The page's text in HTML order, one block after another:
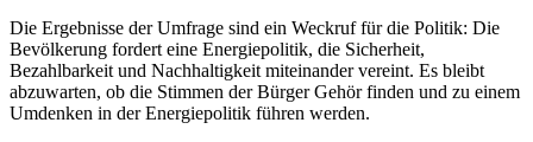
Die Ergebnisse der Umfrage sind ein Weckruf für die Politik: Die
Bevölkerung fordert eine Energiepolitik, die Sicherheit,
Bezahlbarkeit und Nachhaltigkeit miteinander vereint. Es bleibt
abzuwarten, ob die Stimmen der Bürger Gehör finden und zu einem
Umdenken in der Energiepolitik führen werden.